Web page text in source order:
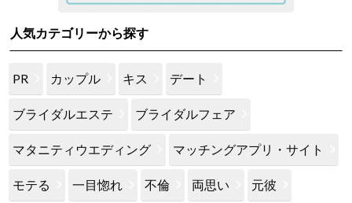
人気カテゴリーから探す
PR カップル キス デート
ブライダルエステ ブライダルフェア
マタニティウエディング マッチングアプリ・サイト
モテる 一目惚れ 不倫 両思い 元彼